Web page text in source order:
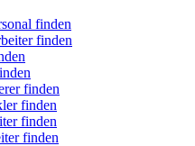
finden
finden
finden
finden
finden
finden